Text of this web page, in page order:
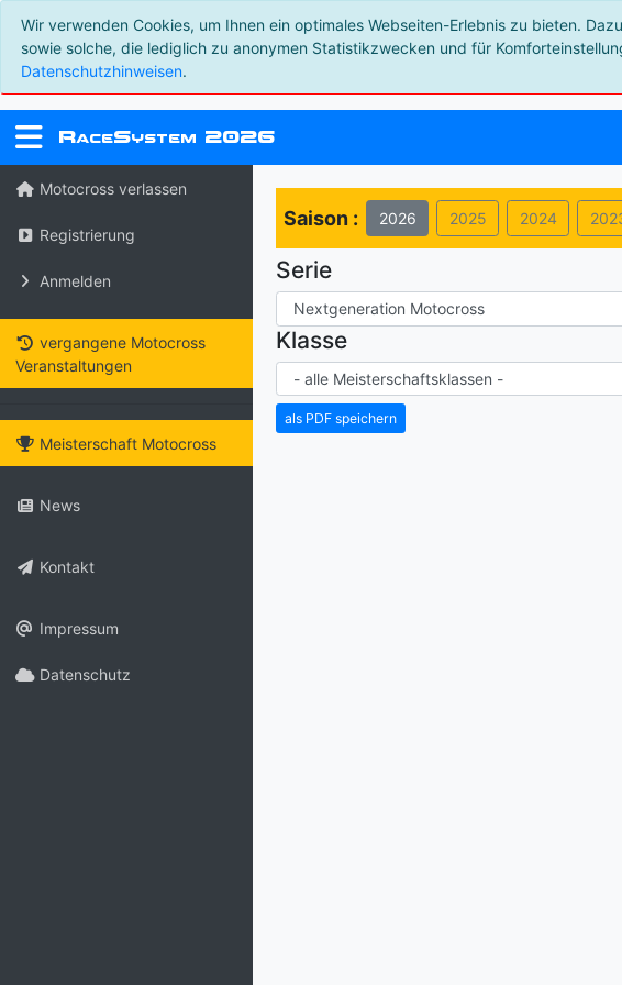
Wir verwenden Cookies, um Ihnen ein optimales Webseiten-Erlebnis zu bieten.
sowie solche, die lediglich zu anonymen Statistikzwecken und für
Datenschutzhinweisen.
RaceSystem 2026
Motocross verlassen
Registrierung
Anmelden
vergangene Motocross
Veranstaltungen
Meisterschaft Motocross
News
Kontakt
Impressum
Datenschutz
Saison : 2026 2025 2024
Serie
Klasse